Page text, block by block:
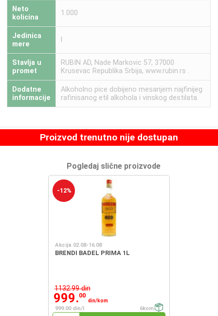
Neto
kolicina
1.000
Jedinica
mere
Stavlja u
promet
RUBIN AD, Nade Markovic 57, 37000
Krusevac Republika Srbija, www.rubin.rs .
Dodatne
informacije
Alkoholno pice dobijeno mesanjem najfinijeg
rafinisanog etil alkohola i vinskog destilata.
Proizvod trenutno nije dostupan
Pogledaj slične proizvode
-12%
Akcija 02.08-16.08
BRENDI BADEL PRIMA 1L
1132.99 din
999.00
din/kom
999.00 din/l
6kom